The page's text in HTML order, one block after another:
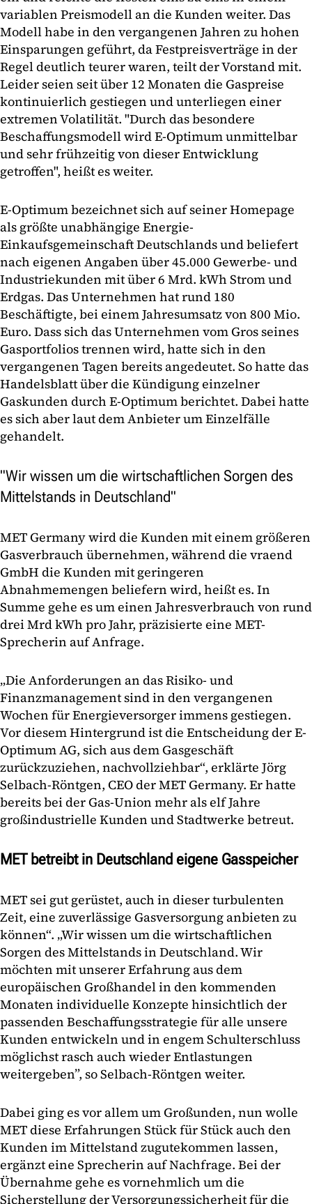
variablen Preismodell an die Kunden weiter. Das
Modell habe in den vergangenen Jahren zu hohen
Einsparungen geführt, da Festpreisverträge in der
Regel deutlich teurer waren, teilt der Vorstand mit.
Leider seien seit über 12 Monaten die Gaspreise
kontinuierlich gestiegen und unterliegen einer
extremen Volatilität. "Durch das besondere
Beschaffungsmodell wird E-Optimum unmittelbar
und sehr frühzeitig von dieser Entwicklung
getroffen", heißt es weiter.
E-Optimum bezeichnet sich auf seiner Homepage
als größte unabhängige Energie-
Einkaufsgemeinschaft Deutschlands und beliefert
nach eigenen Angaben über 45.000 Gewerbe- und
Industriekunden mit über 6 Mrd. kWh Strom und
Erdgas. Das Unternehmen hat rund 180
Beschäftigte, bei einem Jahresumsatz von 800 Mio.
Euro. Dass sich das Unternehmen vom Gros seines
Gasportfolios trennen wird, hatte sich in den
vergangenen Tagen bereits angedeutet. So hatte das
Handelsblatt über die Kündigung einzelner
Gaskunden durch E-Optimum berichtet. Dabei hatte
es sich aber laut dem Anbieter um Einzelfälle
gehandelt.
"Wir wissen um die wirtschaftlichen Sorgen des
Mittelstands in Deutschland"
MET Germany wird die Kunden mit einem größeren
Gasverbrauch übernehmen, während die vraend
GmbH die Kunden mit geringeren
Abnahmemengen beliefern wird, heißt es. In
Summe gehe es um einen Jahresverbrauch von rund
drei Mrd kWh pro Jahr, präzisierte eine MET-
Sprecherin auf Anfrage.
„Die Anforderungen an das Risiko- und
Finanzmanagement sind in den vergangenen
Wochen für Energieversorger immens gestiegen.
Vor diesem Hintergrund ist die Entscheidung der E-
Optimum AG, sich aus dem Gasgeschäft
zurückzuziehen, nachvollziehbar“, erklärte Jörg
Selbach-Röntgen, CEO der MET Germany. Er hatte
bereits bei der Gas-Union mehr als elf Jahre
großindustrielle Kunden und Stadtwerke betreut.
MET betreibt in Deutschland eigene Gasspeicher
MET sei gut gerüstet, auch in dieser turbulenten
Zeit, eine zuverlässige Gasversorgung anbieten zu
können“. „Wir wissen um die wirtschaftlichen
Sorgen des Mittelstands in Deutschland. Wir
möchten mit unserer Erfahrung aus dem
europäischen Großhandel in den kommenden
Monaten individuelle Konzepte hinsichtlich der
passenden Beschaffungsstrategie für alle unsere
Kunden entwickeln und in engem Schulterschluss
möglichst rasch auch wieder Entlastungen
weitergeben”, so Selbach-Röntgen weiter.
Dabei ging es vor allem um Großunden, nun wolle
MET diese Erfahrungen Stück für Stück auch den
Kunden im Mittelstand zugutekommen lassen,
ergänzt eine Sprecherin auf Nachfrage. Bei der
Übernahme gehe es vornehmlich um die
Sicherstellung der Versorgungssicherheit für die